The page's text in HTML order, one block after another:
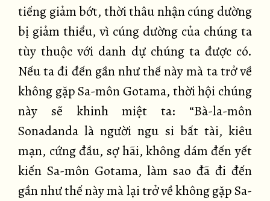
tiếng giảm bớt, thời thâu nhận cúng dường
bị giảm thiểu, vì cúng dường của chúng ta
tùy thuộc với danh dự chúng ta được có.
Nếu ta đi đến gần như thế này mà ta trở về
không gặp Sa-môn Gotama, thời hội chúng
này sẽ khinh miệt ta: “Bà-la-môn
Sonadanda là người ngu si bất tài, kiêu
mạn, cứng đầu, sợ hãi, không dám đến yết
kiến Sa-môn Gotama, làm sao đã đi đến
gần như thế này mà lại trở về không gặp Sa-